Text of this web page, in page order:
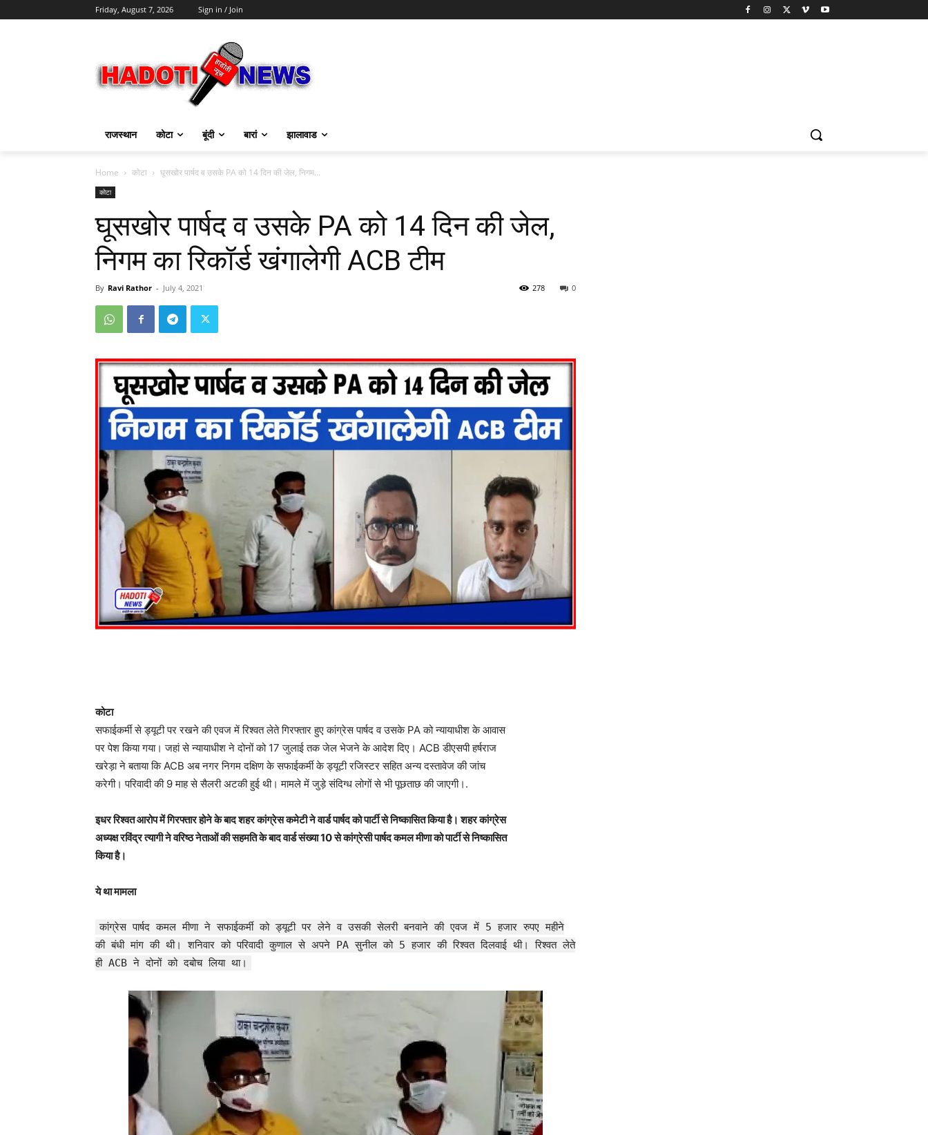
Friday, August 7, 2026 Sign in / Join
राजस्थान कोटा बूंदी बारां झालावाड
Home कोटा घूसखोर पार्षद व उसके PA को 14 दिन की जेल, निगम...
कोटा
घूसखोर पार्षद व उसके PA को 14 दिन की जेल,
निगम का रिकॉर्ड खंगालेगी ACB टीम
By Ravi Rathor - July 4, 2021 0
278
कोटा
सफाईकर्मी से ड्यूटी पर रखने की एवज में रिश्वत लेते गिरफ्तार हुए कांग्रेस पार्षद व उसके PA को न्यायाधीश के आवास
पर पेश किया गया। जहां से न्यायाधीश ने दोनों को 17 जुलाई तक जेल भेजने के आदेश दिए। ACB डीएसपी हर्षराज
खरेड़ा ने बताया कि ACB अब नगर निगम दक्षिण के सफाईकर्मी के ड्यूटी रजिस्टर सहित अन्य दस्तावेज की जांच
करेगी। परिवादी की 9 माह से सैलरी अटकी हुई थी। मामले में जुड़े संदिग्ध लोगों से भी पूछताछ की जाएगी।.
इधर रिश्वत आरोप में गिरफ्तार होने के बाद शहर कांग्रेस कमेटी ने वार्ड पार्षद को पार्टी से निष्कासित किया है। शहर कांग्रेस
अध्यक्ष रविंद्र त्यागी ने वरिष्ठ नेताओं की सहमति के बाद वार्ड संख्या 10 से कांग्रेसी पार्षद कमल मीणा को पार्टी से निष्कासित
किया है।
ये था मामला
कांग्रेस पार्षद कमल मीणा ने सफाईकर्मी को ड्यूटी पर लेने व उसकी सेलरी बनवाने की एवज में 5 हजार रुपए महीने
की बंधी मांग की थी। शनिवार को परिवादी कुणाल से अपने PA सुनील को 5 हजार की रिश्वत दिलवाई थी। रिश्वत लेते
ही ACB ने दोनों को दबोच लिया था।